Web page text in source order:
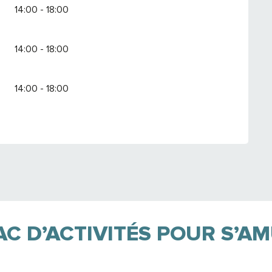
14:00 - 18:00
14:00 - 18:00
14:00 - 18:00
D’ACTIVITÉS POUR